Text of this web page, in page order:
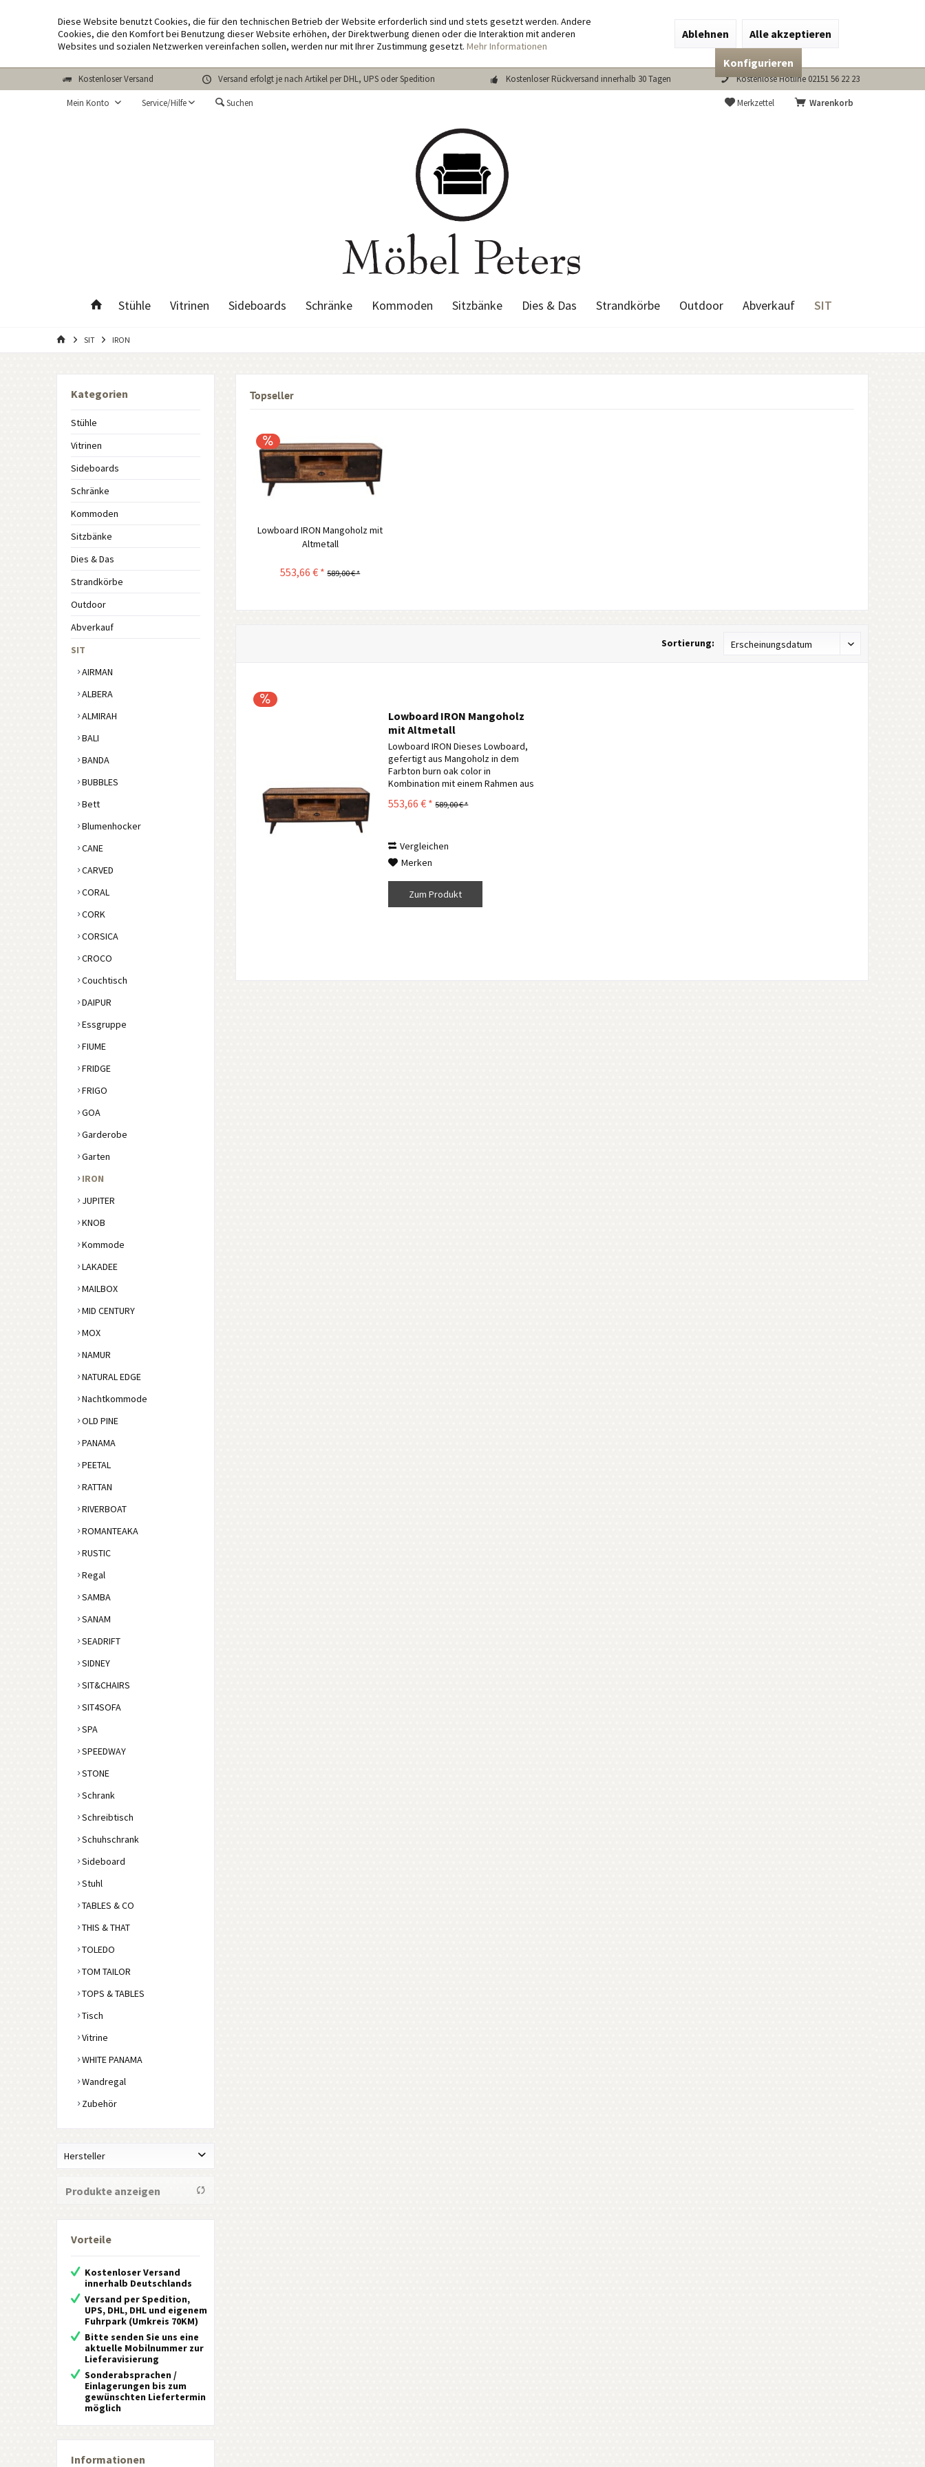
Diese Website benutzt Cookies, die für den technischen Betrieb der Website erforderlich sind und stets gesetzt werden. Andere
Cookies, die den Komfort bei Benutzung dieser Website erhöhen, der Direktwerbung dienen oder die Interaktion mit anderen
Websites und sozialen Netzwerken vereinfachen sollen, werden nur mit Ihrer Zustimmung gesetzt. Mehr Informationen
Ablehnen Alle akzeptieren
Konfigurieren
Kostenloser Versand Versand erfolgt je nach Artikel per DHL, UPS oder Spedition Kostenloser Rückversand innerhalb 30 Tagen Kostenlose Hotline 02151 56 22 23
Warenkorb
Merkzettel
Mein Konto Service/Hilfe Suchen
Stühle Vitrinen Sideboards Schränke Kommoden Sitzbänke Dies & Das Strandkörbe Outdoor Abverkauf SIT
SIT IRON
Kategorien
Stühle
Vitrinen
Sideboards
Schränke
Kommoden
Sitzbänke
Dies & Das
Strandkörbe
Outdoor
Abverkauf
SIT
AIRMAN
ALBERA
ALMIRAH
BALI
BANDA
BUBBLES
Bett
Blumenhocker
CANE
CARVED
CORAL
CORK
CORSICA
CROCO
Couchtisch
DAIPUR
Essgruppe
FIUME
FRIDGE
FRIGO
GOA
Garderobe
Garten
IRON
JUPITER
KNOB
Kommode
LAKADEE
MAILBOX
MID CENTURY
MOX
NAMUR
NATURAL EDGE
Nachtkommode
OLD PINE
PANAMA
PEETAL
RATTAN
RIVERBOAT
ROMANTEAKA
RUSTIC
Regal
SAMBA
SANAM
SEADRIFT
SIDNEY
SIT&CHAIRS
SIT4SOFA
SPA
SPEEDWAY
STONE
Schrank
Schreibtisch
Schuhschrank
Sideboard
Stuhl
TABLES & CO
THIS & THAT
TOLEDO
TOM TAILOR
TOPS & TABLES
Tisch
Vitrine
WHITE PANAMA
Wandregal
Zubehör
Hersteller
SIT
Produkte anzeigen
Vorteile
Kostenloser Versand
innerhalb Deutschlands
Versand per Spedition,
UPS, DHL, DHL und eigenem
Fuhrpark (Umkreis 70KM)
Bitte senden Sie uns eine
aktuelle Mobilnummer zur
Lieferavisierung
Sonderabsprachen /
Einlagerungen bis zum
gewünschten Liefertermin
möglich
Informationen
Topseller
Lowboard IRON Mangoholz mit
Altmetall
553,66 € * 589,00 € *
Sortierung:
Lowboard IRON Mangoholz
mit Altmetall
Lowboard IRON Dieses Lowboard,
gefertigt aus Mangoholz in dem
Farbton burn oak color in
Kombination mit einem Rahmen aus
Der TV-Schrank ist dank seiner
553,66 € * 589,00 € *
Vergleichen
Merken
Zum Produkt